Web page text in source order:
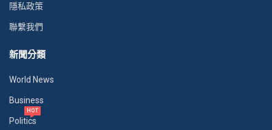
隱私政策
聯繫我們
新聞分類
World News
Business
Politics
HOT